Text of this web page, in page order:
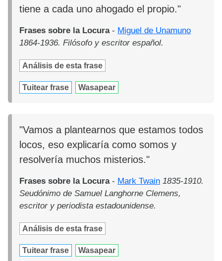
tiene a cada uno ahogado el propio."
Frases sobre la Locura- Miguel de Unamuno
1864-1936. Filósofo y escritor español.
Análisis de esta frase
Tuitear frase Wasapear
"Vamos a plantearnos que estamos todos
locos, eso explicaría como somos y
resolvería muchos misterios."
Frases sobre la Locura- Mark Twain 1835-1910.
Seudónimo de Samuel Langhorne Clemens,
escritor y periodista estadounidense.
Análisis de esta frase
Tuitear frase Wasapear